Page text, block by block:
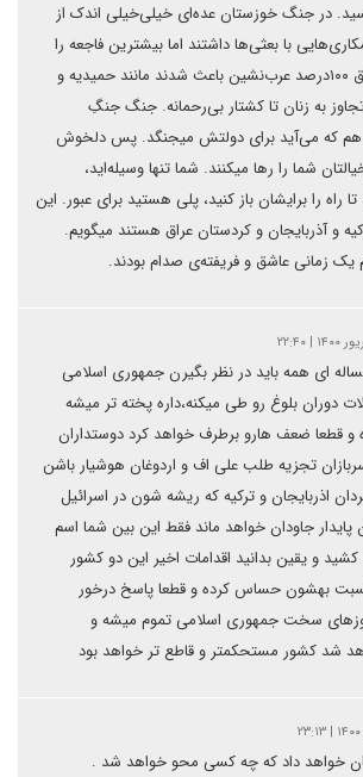
در جنگ خوزستان عده‌ای خیلی‌خیلی اندک از
با بعثی‌ها داشتند اما بیشترین فاجعه را
بعثی‌ها در همان مناطق ۱۰۰درصد عرب‌نشین باعث شدند مانند حمیدیه و
به زنان تا کشتار بی‌رحمانه. جنگ جنگِ
که می‌آید برای دولتش میجنگد. پس دلخوش
شما را رها میکنند. شما تنها وسیله‌اید،
تا راه را برایشان باز کنید، پلی هستید برای عبور. این
و آذربایجان و کردستان عراق هستند میگویم.
زمانی عاشق و فریفته‌ی صدام بودند.
ای همه باید در نظر بگیرن جمهوری اسلامی
دوران بلوغ رو طی میکنه،داره پخته تر میشه
قطعا ضعف هارو برطرف خواهد کرد دوستداران
سربازان تجزیه طلب علی اف و اردوغان هوشیار باشن
اذربایجان و ترکیه که ریشه شون در اسرائیل
جاودان خواهد ماند فقط این بین شما اسم
و یقین بدانید اقدامات اخیر این دو کشور
بهشون حساس کرده و قطعا پاسخ درخور
سخت جمهوری اسلامی تموم میشه و
شد کشور مستحکمتر و قاطع تر خواهد بود
خواهد داد که چه کسی محو خواهد شد .